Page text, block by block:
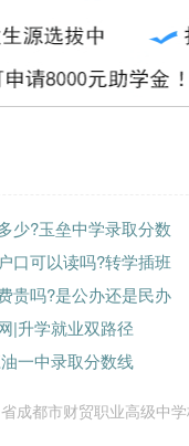
少?玉垒中学录取分数
口可以读吗?转学插班
贵吗?是公办还是民办
|升学就业双路径
一中录取分数线
成都市财贸职业高级中学